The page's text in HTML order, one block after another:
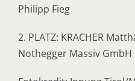
Philipp Fieg
2. PLATZ: KRACHER
Nothegger Massiv GmbH